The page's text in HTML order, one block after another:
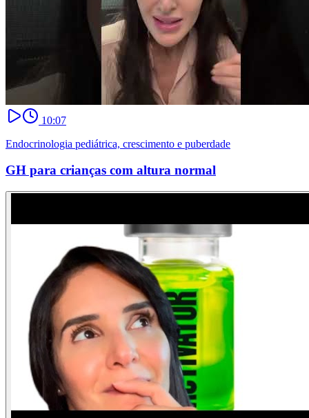
10:07
Endocrinologia pediátrica, crescimento e puberdade
GH para crianças com altura normal